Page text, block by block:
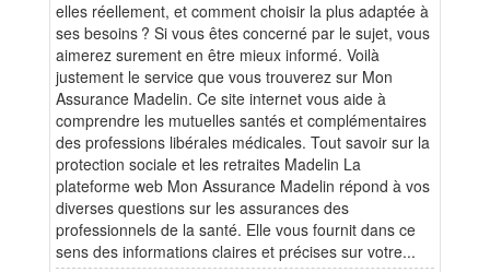
elles réellement, et comment choisir la plus adaptée à
ses besoins ? Si vous êtes concerné par le sujet, vous
aimerez surement en être mieux informé. Voilà
justement le service que vous trouverez sur Mon
Assurance Madelin. Ce site internet vous aide à
comprendre les mutuelles santés et complémentaires
des professions libérales médicales. Tout savoir sur la
protection sociale et les retraites Madelin La
plateforme web Mon Assurance Madelin répond à vos
diverses questions sur les assurances des
professionnels de la santé. Elle vous fournit dans ce
sens des informations claires et précises sur votre...